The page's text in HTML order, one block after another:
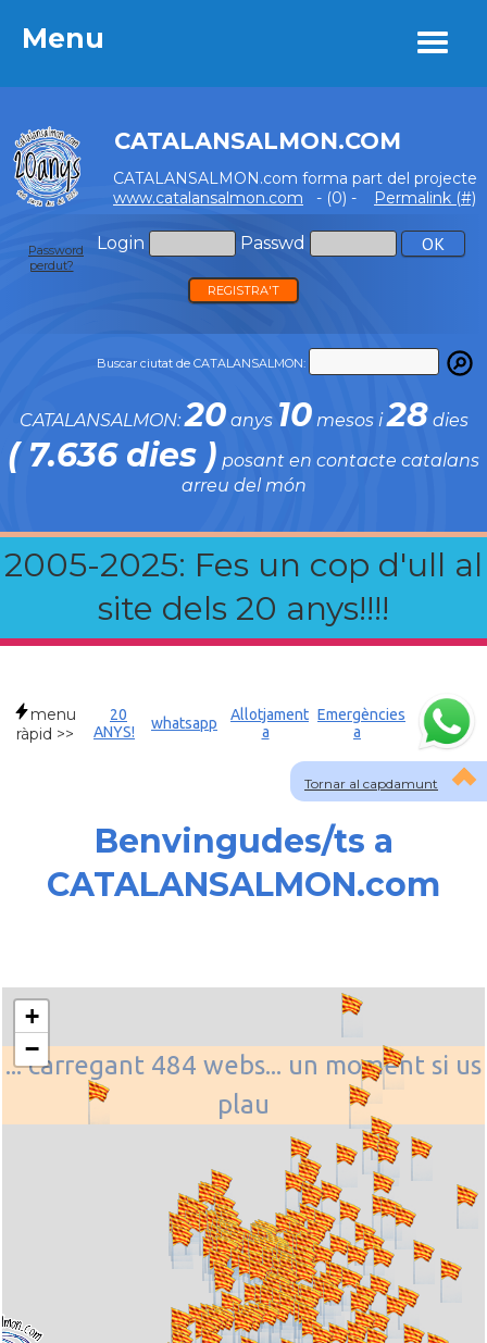
Menu
CATALANSALMON.COM
CATALANSALMON.com forma part del projecte
www.catalansalmon.com - (0) - Permalink (#)
Login Passwd
Password
perdut?
REGISTRA'T
Buscar ciutat de CATALANSALMON:
CATALANSALMON:20anys 10mesos i28 dies
( 7.636 dies ) posant en contacte catalans
arreu del món
2005-2025: Fes un cop d'ull al
site dels 20 anys!!!!
Menu
Tornar al capdamunt
menu
ràpid >>
20
ANYS!
whatsapp
Allotjament
a
Emergències
a
Benvingudes/ts a
CATALANSALMON.com
... carregant 484 webs... un moment si us
plau
+
−